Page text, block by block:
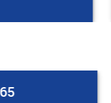
- 8664